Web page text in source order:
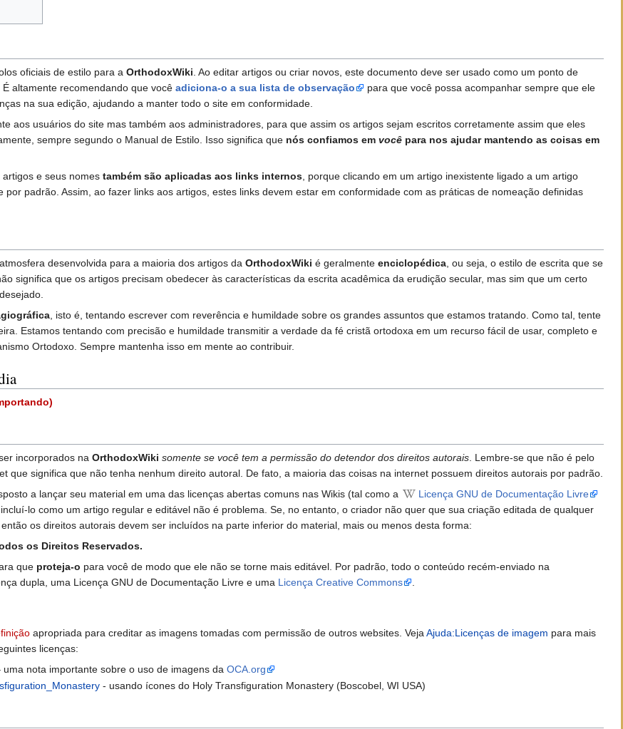
oficiais de estilo para a OrthodoxWiki. Ao editar artigos ou criar novos, este documento deve ser usado como um ponto de
altamente recomendando que você adiciona-o a sua lista de observação
para que você possa acompanhar sempre que ele
na sua edição, ajudando a manter todo o site em conformidade.
aos usuários do site mas também aos administradores, para que assim os artigos sejam escritos corretamente assim que eles
sempre segundo o Manual de Estilo. Isso significa que nós confiamos em você para nos ajudar mantendo as coisas em
e seus nomes também são aplicadas aos links internos, porque clicando em um artigo inexistente ligado a um artigo
padrão. Assim, ao fazer links aos artigos, estes links devem estar em conformidade com as práticas de nomeação definidas
desenvolvida para a maioria dos artigos da OrthodoxWiki é geralmente enciclopédica, ou seja, o estilo de escrita que se
significa que os artigos precisam obedecer às características da escrita acadêmica da erudição secular, mas sim que um certo
, isto é, tentando escrever com reverência e humildade sobre os grandes assuntos que estamos tratando. Como tal, tente
Estamos tentando com precisão e humildade transmitir a verdade da fé cristã ortodoxa em um recurso fácil de usar, completo e
Ortodoxo. Sempre mantenha isso em mente ao contribuir.
incorporados na OrthodoxWiki somente se você tem a permissão do detendor dos direitos autorais. Lembre-se que não é pelo
que significa que não tenha nenhum direito autoral. De fato, a maioria das coisas na internet possuem direitos autorais por padrão.
a lançar seu material em uma das licenças abertas comuns nas Wikis (tal como a
Licença GNU de Documentação Livre
lo como um artigo regular e editável não é problema. Se, no entanto, o criador não quer que sua criação editada de qualquer
os direitos autorais devem ser incluídos na parte inferior do material, mais ou menos desta forma:
os Direitos Reservados.
que proteja-o para você de modo que ele não se torne mais editável. Por padrão, todo o conteúdo recém-enviado na
dupla, uma Licença GNU de Documentação Livre e uma Licença Creative Commons .
apropriada para creditar as imagens tomadas com permissão de outros websites. Veja Ajuda:Licenças de imagem para mais
licenças:
uma nota importante sobre o uso de imagens daOCA.org
- usando ícones do Holy Transfiguration Monastery (Boscobel, WI USA)